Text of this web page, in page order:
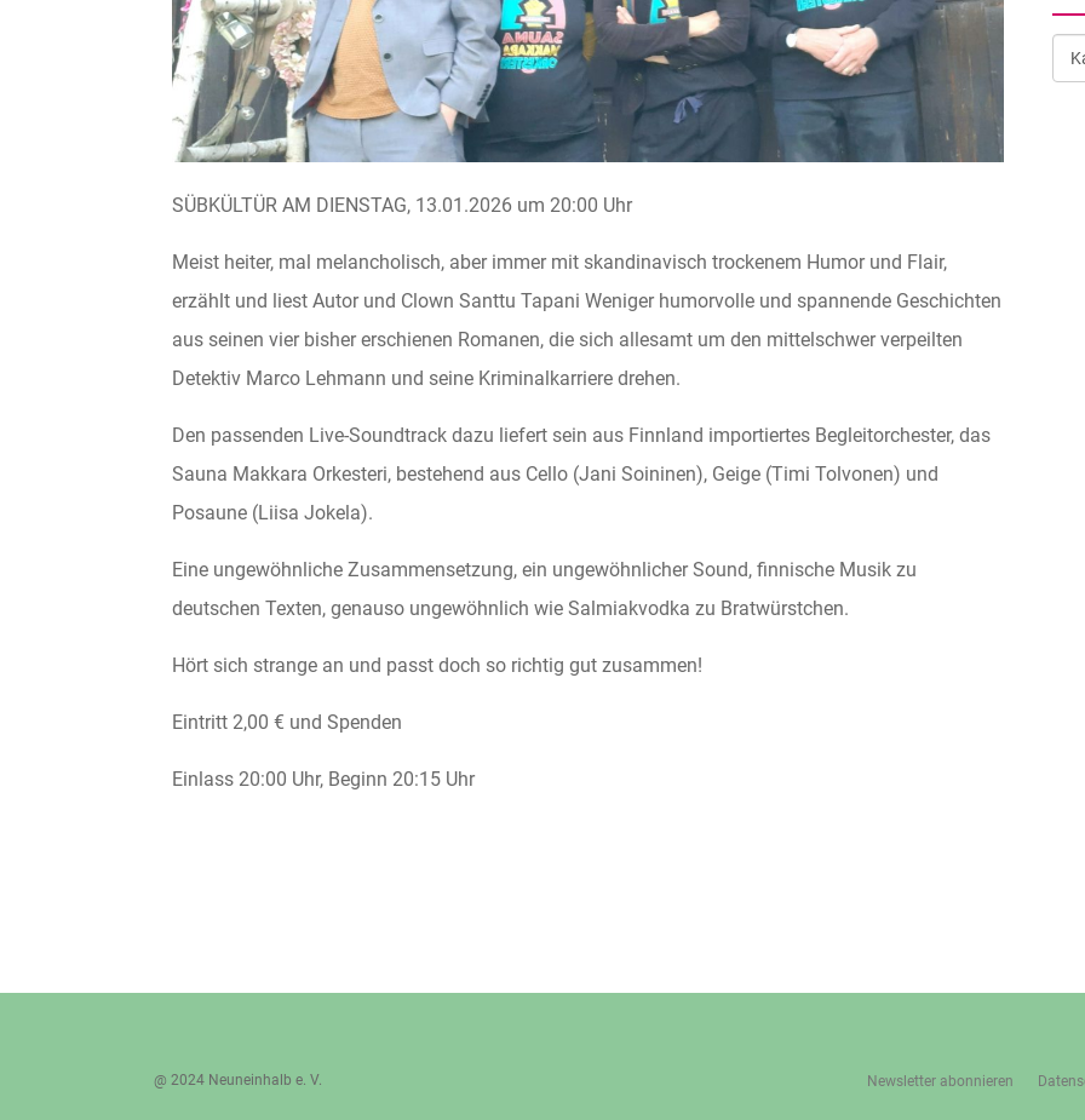
SÜBKÜLTÜR AM DIENSTAG, 13.01.2026 um 20:00 Uhr
Meist heiter, mal melancholisch, aber immer mit skandinavisch trockenem Humor und Flair,
erzählt und liest Autor und Clown Santtu Tapani Weniger humorvolle und spannende Geschichten
aus seinen vier bisher erschienen Romanen, die sich allesamt um den mittelschwer verpeilten
Detektiv Marco Lehmann und seine Kriminalkarriere drehen.
Den passenden Live-Soundtrack dazu liefert sein aus Finnland importiertes Begleitorchester, das
Sauna Makkara Orkesteri, bestehend aus Cello (Jani Soininen), Geige (Timi Tolvonen) und
Posaune (Liisa Jokela).
Eine ungewöhnliche Zusammensetzung, ein ungewöhnlicher Sound, finnische Musik zu
deutschen Texten, genauso ungewöhnlich wie Salmiakvodka zu Bratwürstchen.
Hört sich strange an und passt doch so richtig gut zusammen!
Eintritt 2,00 € und Spenden
Einlass 20:00 Uhr, Beginn 20:15 Uhr
Art
der
@ 2024 Neuneinhalb e. V. Newsletter abonnieren